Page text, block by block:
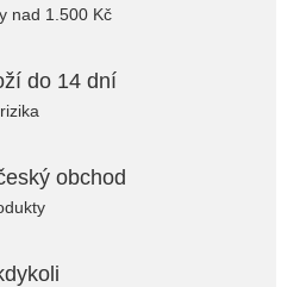
nad 1.500 Kč
do 14 dní
obchod